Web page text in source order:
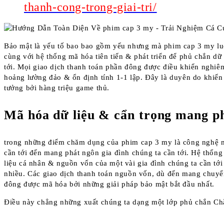
thanh-cong-trong-giai-tri/
Bảo mật là yếu tố bao bao gồm yếu nhưng mà phim cap 3 my
cùng với hệ thống mã hóa tiên tiến & phát triển để phủ chắn
tới. Mọi giao dịch thanh toán phần đông được điều khiển
hoảng lường đảo & ổn định tính 1-1 lập. Đây là duyên do
tưởng bởi hàng triệu game thủ.
Mã hóa dữ liệu & cẩn trọng mang
trong những điểm chăm dụng của phim cap 3 my là công nghệ
cần tới đến mang phát ngôn gia đình chúng ta cần tới. Hệ
liệu cá nhân & nguồn vốn của một vài gia đình chúng ta cần
nhiều. Các giao dịch thanh toán nguồn vốn, dù đến mang
đông được mã hóa bởi những giải pháp bảo mật bắt đầu nhất.
Điều này chẳng những xuất chúng ta dạng một lớp phủ chắn